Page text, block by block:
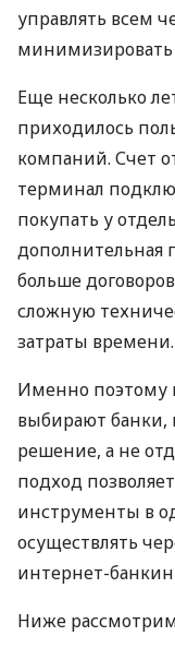
управлять всем
Еще несколько
приходилось
компаний. Счет
терминал
покупать у
дополнительная
больше
сложную
затраты времени.
Именно поэтому
выбирают банки,
решение, а не
подход
инструменты в
осуществлять
интернет-
Ниже